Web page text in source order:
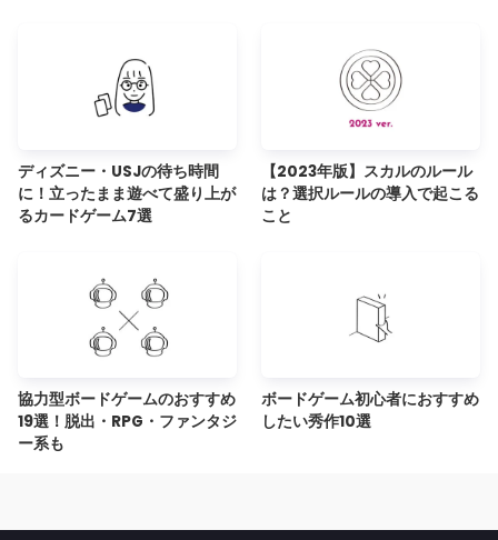
ディズニー・USJの待ち時間
に！立ったまま遊べて盛り上が
るカードゲーム7選
【2023年版】スカルのルール
は？選択ルールの導入で起こる
こと
協力型ボードゲームのおすすめ
19選！脱出・RPG・ファンタジ
ー系も
ボードゲーム初心者におすすめ
したい秀作10選